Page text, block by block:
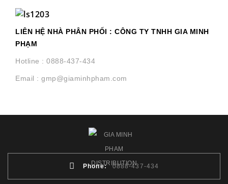
LIÊN HỆ NHÀ PHÂN PHỐI : CÔNG TY TNHH GIA MINH
PHẠM
Hotline : 0888-437-434
Email : gmp@giaminhpham.com
Phone: 0888-437-434